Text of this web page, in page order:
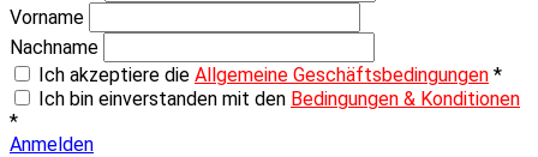
Vorname
Nachname
Ich akzeptiere die Allgemeine Geschäftsbedingungen *
Ich bin einverstanden mit den Bedingungen & Konditionen
*
Anmelden